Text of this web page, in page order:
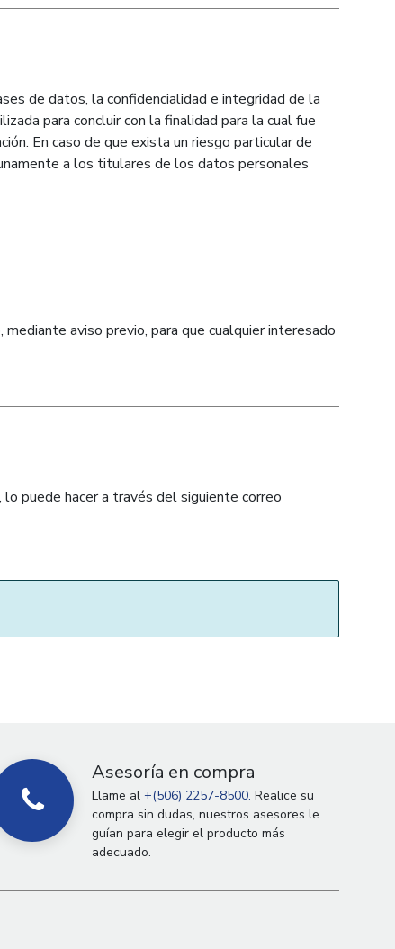
de datos, la confidencialidad e integridad de la
para concluir con la finalidad para la cual fue
En caso de que exista un riesgo particular de
a los titulares de los datos personales
aviso previo, para que cualquier interesado
puede hacer a través del siguiente correo
Asesoría en compra
Llame al+(506) 2257-8500. Realice su
compra sin dudas, nuestros asesores le
guían para elegir el producto más
adecuado.